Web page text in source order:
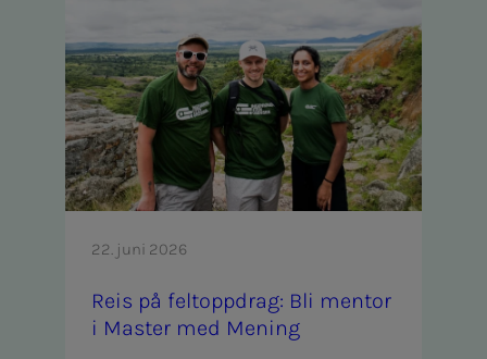
22. juni 2026
Reis på fel­t­opp­­­drag: Bli men­tor
i Mas­­­ter med Me­­­ning